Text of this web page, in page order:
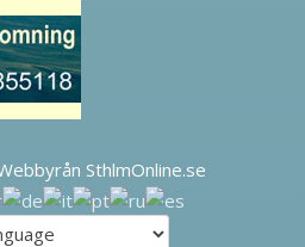
SthlmOnline.se